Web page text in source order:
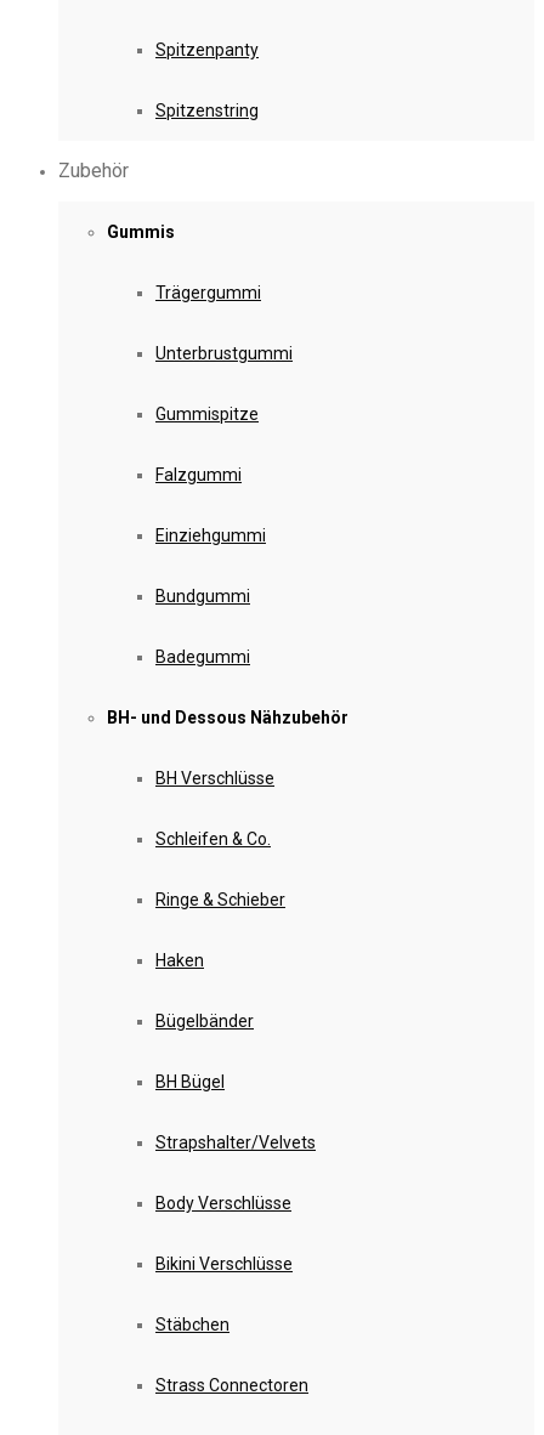
Spitzenpanty
Spitzenstring
Zubehör
Gummis
Trägergummi
Unterbrustgummi
Gummispitze
Falzgummi
Einziehgummi
Bundgummi
Badegummi
BH- und Dessous Nähzubehör
BH Verschlüsse
Schleifen & Co.
Ringe & Schieber
Haken
Bügelbänder
BH Bügel
Strapshalter/Velvets
Body Verschlüsse
Bikini Verschlüsse
Stäbchen
Strass Connectoren